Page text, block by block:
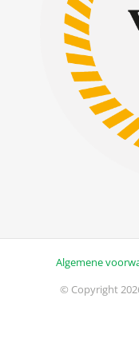
Algemene
© Copyright